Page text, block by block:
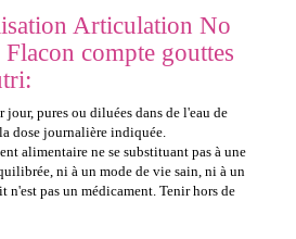
Articulation No
compte gouttes
jour, pures ou diluées dans de l'eau de
dose journalière indiquée.
alimentaire ne se substituant pas à une
ni à un mode de vie sain, ni à un
pas un médicament. Tenir hors de